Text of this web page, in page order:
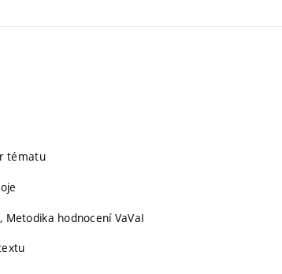
tématu
hodnocení VaVaI